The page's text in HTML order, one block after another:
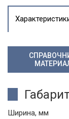
Ширина, мм